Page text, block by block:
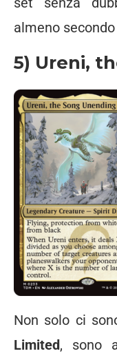
almeno
5) Ureni,
Non solo ci
Limited, sono